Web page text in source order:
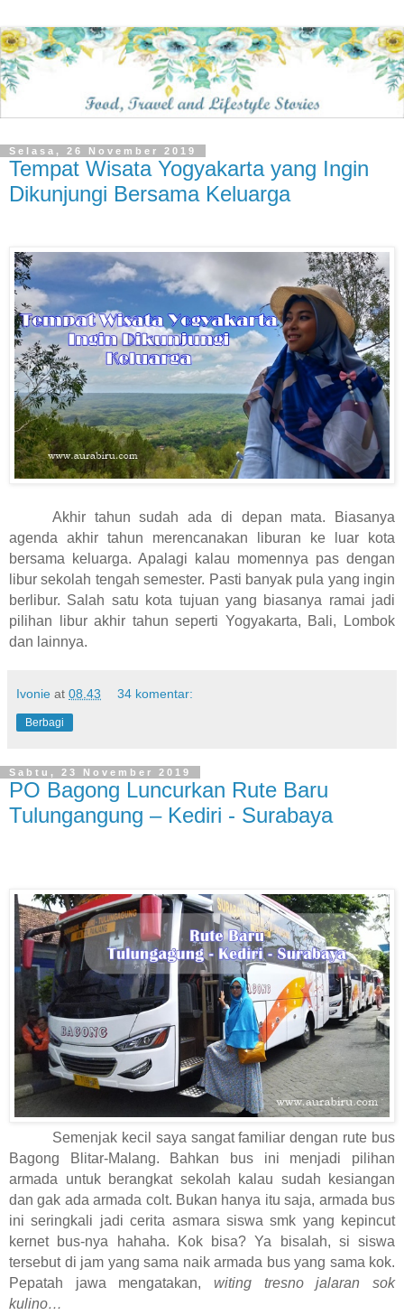
Selasa, 26 November 2019
Tempat Wisata Yogyakarta yang Ingin
Dikunjungi Bersama Keluarga
Akhir tahun sudah ada di depan mata. Biasanya
agenda akhir tahun merencanakan liburan ke luar kota
bersama keluarga. Apalagi kalau momennya pas dengan
libur sekolah tengah semester. Pasti banyak pula yang ingin
berlibur. Salah satu kota tujuan yang biasanya ramai jadi
pilihan libur akhir tahun seperti Yogyakarta, Bali, Lombok
dan lainnya.
Ivonie at 08.43 34 komentar:
Berbagi
Sabtu, 23 November 2019
PO Bagong Luncurkan Rute Baru
Tulungangung – Kediri - Surabaya
Semenjak kecil saya sangat familiar dengan rute bus
Bagong Blitar-Malang. Bahkan bus ini menjadi pilihan
armada untuk berangkat sekolah kalau sudah kesiangan
dan gak ada armada colt. Bukan hanya itu saja, armada bus
ini seringkali jadi cerita asmara siswa smk yang kepincut
kernet bus-nya hahaha. Kok bisa? Ya bisalah, si siswa
tersebut di jam yang sama naik armada bus yang sama kok.
Pepatah jawa mengatakan, witing tresno jalaran sok
kulino…